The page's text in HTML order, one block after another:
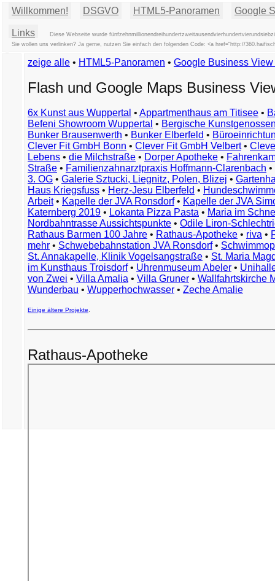
Willkommen! DSGVO HTML5-Panoramen Google
Links
Diese Webseite wurde
Sie wollen uns verlinken? Ja gerne, nutzen Sie einfach den folgenden Code: <a href="http://
zeige alle • HTML5-Panoramen • Google Business
Flash und Google Maps Business
6x Kunst aus Wuppertal • Appartmenthaus am Titisee •
Befeni Showroom Wuppertal • Bergische
Bunker Brausenwerth • Bunker Elberfeld •
Clever Fit GmbH Bonn • Clever Fit GmbH Velbert•
Lebens • die Milchstraße • Dorper Apotheke •
Straße • Familienzahnarztpraxis Hoffmann-Clarenbach •
3. OG • Galerie Sztucki, Liegnitz, Polen, Blizej •
Haus Kriegsfuss • Herz-Jesu Elberfeld •
Arbeit• Kapelle der JVA Ronsdorf• Kapelle der JVA
Katernberg 2019 • Lokanta Pizza Pasta • Maria im
Nordbahntrasse Aussichtspunkte • Odile Liron-
Rathaus Barmen 100 Jahre • Rathaus-Apotheke • riva •
mehr • Schwebebahnstation JVA Ronsdorf•
St. Annakapelle, Klinik Vogelsangstraße • St. Maria
im Kunsthaus Troisdorf• Uhrenmuseum Abeler •
von Zwei • Villa Amalia • Villa Gruner • Wallfahrtskirche
Wunderbau • Wupperhochwasser • Zeche Amalie
Einige ältere Projekte
Rathaus-Apotheke